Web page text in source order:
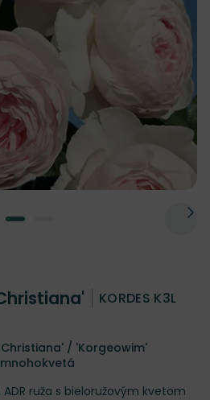
KORDES K3L
/ 'Korgeowim'
ADR ruža s bieloružovým kvetom